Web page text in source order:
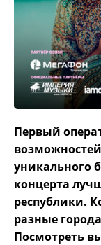
Первый
уникального
концерта
республики.
разные
Посмотреть